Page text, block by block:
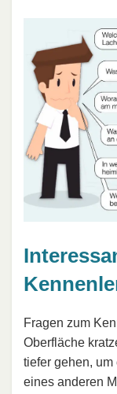
Fragen zum
Oberfläche
tiefer gehen,
eines anderen